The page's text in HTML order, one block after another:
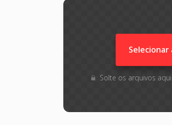
Selecionar
Solte os arquivos